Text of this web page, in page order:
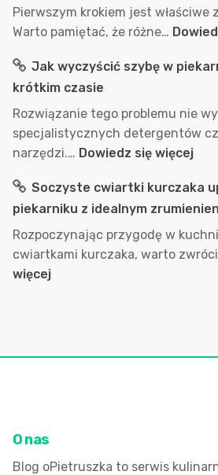
Pierwszym krokiem jest właściwe
Warto pamiętać, że różne…
Jak wyczyścić szybę w
krótkim czasie
Rozwiązanie tego problemu nie
specjalistycznych detergentów
narzędzi.… Dowiedz się więcej:
w
Soczyste cwiartki kurczaka
piekarniku z idealnym
Rozpoczynając przygodę w
cwiartkami kurczaka, warto
więcej:
O nas
Blog oPietruszka to serwis